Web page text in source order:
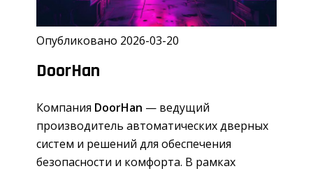
Опубликовано 2026-03-20
DoorHan
Компания DoorHan — ведущий
производитель автоматических дверных
систем и решений для обеспечения
безопасности и комфорта. В рамках